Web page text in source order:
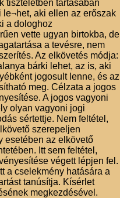
tiszteletben tartásában
aki ellen az erőszak
a dologhoz
vette ugyan birtokba, de
a tevésre, nem
Az elkövetés módja:
bárki lehet, az is, aki
jogosult lenne, és az
meg. Célzata a jogos
A jogos vagyoni
olyan vagyoni jogi
sértettje. Nem feltétel,
szerepeljen
esetében az elkövető
Itt sem feltétel,
végett lépjen fel.
a cselekmény hatására a
tanúsítja. Kísérlet
megkezdésével.